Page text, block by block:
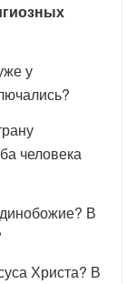
у
человека
В
Христа? В